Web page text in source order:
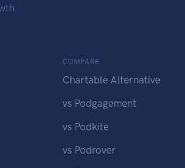
COMPARE
Chartable Alternative
vs Podgagement
vs Podkite
vs Podrover